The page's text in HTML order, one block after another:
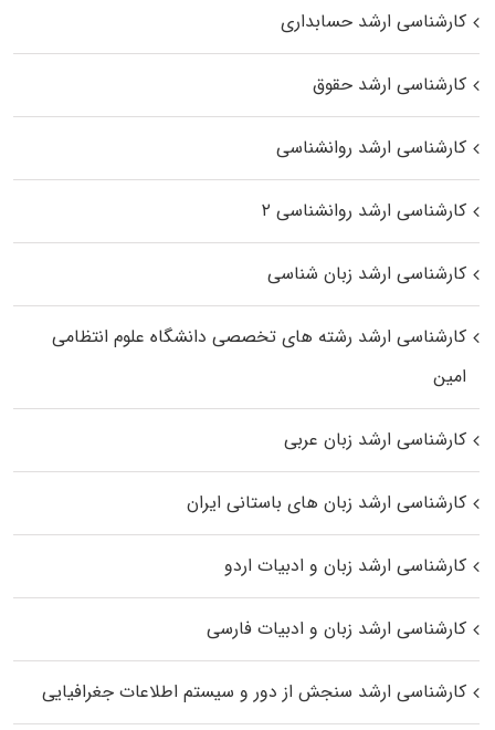
کارشناسی ارشد حسابداری
کارشناسی ارشد حقوق
کارشناسی ارشد روانشناسی
کارشناسی ارشد روانشناسی ۲
کارشناسی ارشد زبان شناسی
کارشناسی ارشد رﺷﺘﻪ ﻫﺎی تخصصی داﻧﺸﮕﺎه ﻋﻠﻮم انتظامی
اﻣﻴﻦ
کارشناسی ارشد زبان عربی
کارشناسی ارشد زبان‌ های باستانی ایران
کارشناسی ارشد زبان و ادبیات اردو
کارشناسی ارشد زبان و ادبیات فارسی
کارشناسی ارشد سنجش از دور و سیستم اطلاعات جغرافیایی